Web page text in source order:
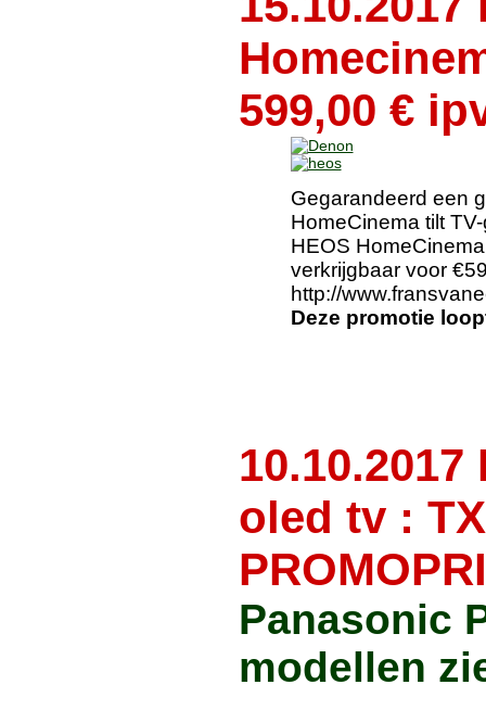
599,00 €
Gegarandeerd een
HomeCinema tilt
HEOS
verkrijgbaar voor
http://
Deze promotie
oled tv :
Panasonic
modellen